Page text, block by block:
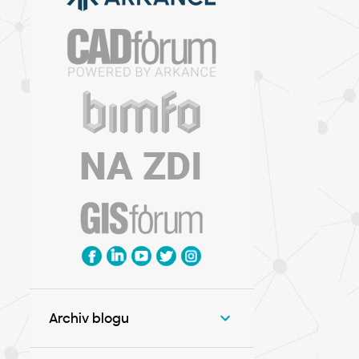
Archiv blogu